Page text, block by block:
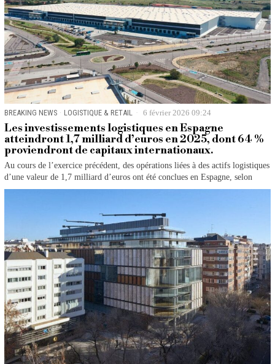
BREAKING NEWS · LOGISTIQUE & RETAIL 6 février 2026 09:24
Les investissements logistiques en Espagne
atteindront 1,7 milliard d’euros en 2025, dont 64 %
proviendront de capitaux internationaux.
Au cours de l’exercice précédent, des opérations liées à des actifs logistiques
d’une valeur de 1,7 milliard d’euros ont été conclues en Espagne, selon